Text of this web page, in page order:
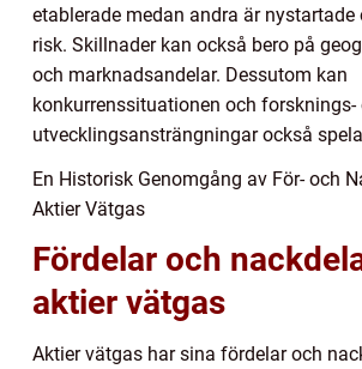
etablerade medan andra är nystartade
risk. Skillnader kan också bero på
och marknadsandelar. Dessutom kan
konkurrenssituationen och forsknings-
utvecklingsansträngningar också
En Historisk Genomgång av För- och
Aktier Vätgas
Fördelar och
aktier vätgas
Aktier vätgas har sina fördelar och